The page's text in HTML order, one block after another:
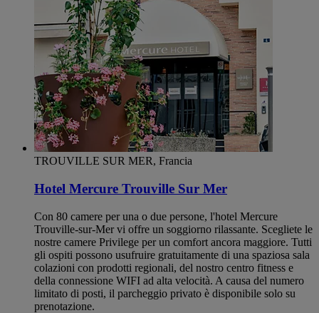
TROUVILLE SUR MER, Francia
Hotel Mercure Trouville Sur Mer
Con 80 camere per una o due persone, l'hotel Mercure
Trouville-sur-Mer vi offre un soggiorno rilassante. Scegliete le
nostre camere Privilege per un comfort ancora maggiore. Tutti
gli ospiti possono usufruire gratuitamente di una spaziosa sala
colazioni con prodotti regionali, del nostro centro fitness e
della connessione WIFI ad alta velocità. A causa del numero
limitato di posti, il parcheggio privato è disponibile solo su
prenotazione.